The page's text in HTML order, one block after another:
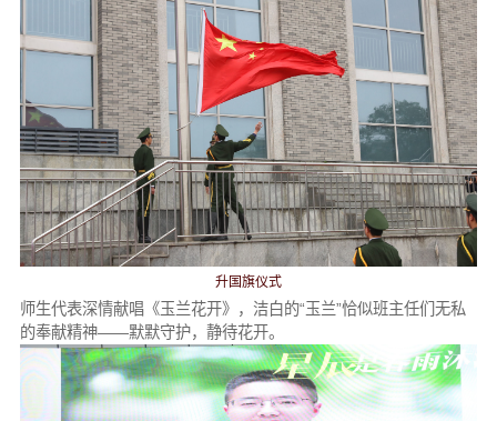
升国旗仪式
师生代表深情献唱《玉兰花开》，洁白的“玉兰”恰似班主任们无私
的奉献精神——默默守护，静待花开。